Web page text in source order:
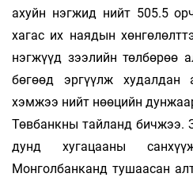
ахуйн нэгжид нийт 505.5
хагас их наядын
нэгжүүд зээлийн төлбөрөө
бөгөөд эргүүлж худалдан
хэмжээ нийт нөөцийн
Төвбанкны тайланд бичжээ.
дунд хугацааны
Монголбанканд тушаасан